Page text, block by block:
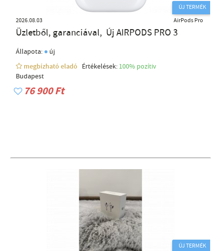
ÚJ TERMÉK
2026.08.03
AirPods Pro
Üzletből, garanciával, Új AIRPODS PRO 3
Állapota: ● új
megbízható eladó
Értékelések: 100% pozítiv
Budapest
76 900 Ft
ÚJ TERMÉK